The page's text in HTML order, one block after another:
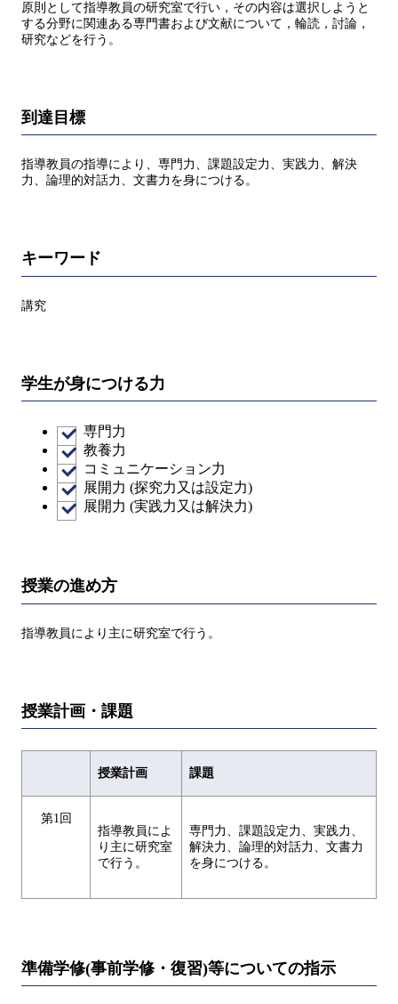
原則として指導教員の研究室で行い，その内容は選択しようと
する分野に関連ある専門書および文献について，輪読，討論，
研究などを行う。
到達目標
指導教員の指導により、専門力、課題設定力、実践力、解決
力、論理的対話力、文書力を身につける。
キーワード
講究
学生が身につける力
専門力
教養力
コミュニケーション力
展開力 (探究力又は設定力)
展開力 (実践力又は解決力)
授業の進め方
指導教員により主に研究室で行う。
授業計画・課題
授業計画 課題
第1回
指導教員によ
り主に研究室
で行う。
専門力、課題設定力、実践力、
解決力、論理的対話力、文書力
を身につける。
準備学修(事前学修・復習)等についての指示